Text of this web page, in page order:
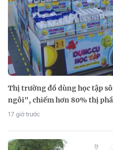
Thị trường đồ dùng học tập
ngôi", chiếm hơn 80% thị
17 giờ trước